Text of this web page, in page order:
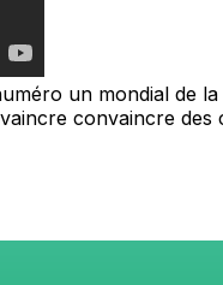
un mondial de
convaincre